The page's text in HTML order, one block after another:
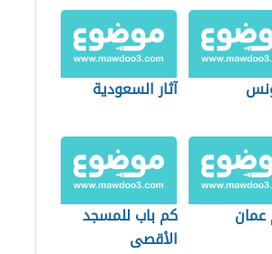
آثار السعودية
عمان
كم باب للمسجد
الأقصى